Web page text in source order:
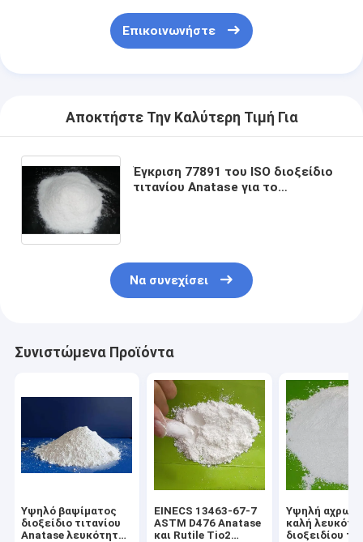
Επικοινωνήστε
Αποκτήστε Την Καλύτερη Τιμή Για
Έγκριση 77891 του ISO διοξείδιο
τιτανίου Anatase για το
Να συνεχίσει
Συνιστώμενα Προϊόντα
Υψηλό βαψίματος
διοξείδιο τιτανίου
Anatase λευκότητας
EINECS 13463-67-7
ASTM D476 Anatase
και Rutile Tio2
Υψηλή
καλή
διοξειδίου